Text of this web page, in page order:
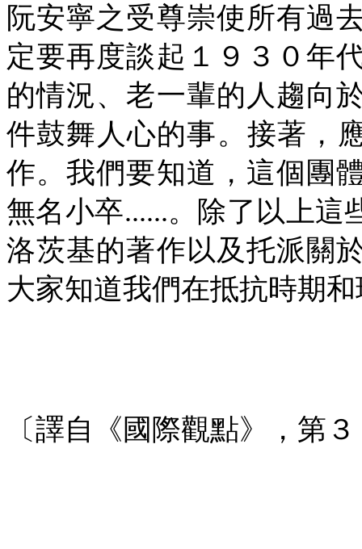
阮安寧之受尊崇使所有過
定要再度談起１９３０年
的情況、老一輩的人趨向
件鼓舞人心的事。接著，
作。我們要知道，這個團
無名小卒......。除了以上這
洛茨基的著作以及托派關
大家知道我們在抵抗時期
〔譯自《國際觀點》，第